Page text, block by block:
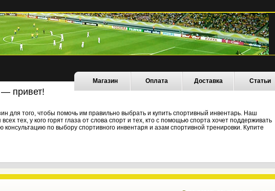
Магазин Оплата Доставка Статьи
— привет!
того, чтобы помочь им правильно выбрать и купить спортивный инвентарь. Наш
тех, у кого горят глаза от слова спорт и тех, кто с помощью спорта хочет поддерживать
по выбору спортивного инвентаря и азам спортивной тренировки. Купите